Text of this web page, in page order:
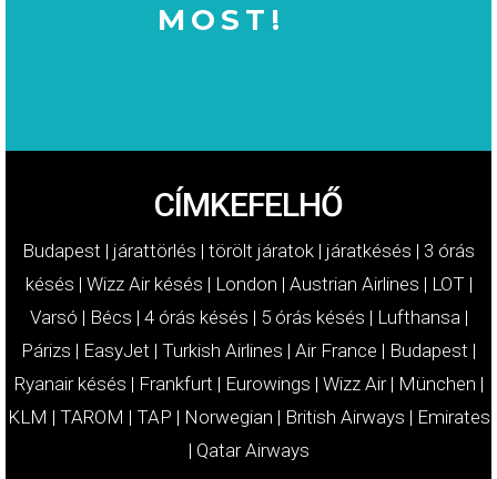
MOST!
CÍMKEFELHŐ
Budapest | járattörlés | törölt járatok | járatkésés | 3 órás
késés | Wizz Air késés | London | Austrian Airlines | LOT|
Varsó | Bécs | 4 órás késés | 5 órás késés | Lufthansa |
Párizs | EasyJet | Turkish Airlines | Air France | Budapest |
Ryanair késés | Frankfurt | Eurowings | Wizz Air| München |
KLM | TAROM | TAP | Norwegian | British Airways | Emirates
| Qatar Airways